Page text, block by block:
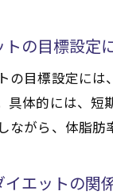
トの目標設定
の目標設定に
具体的には、
ながら、体脂肪
エットの関